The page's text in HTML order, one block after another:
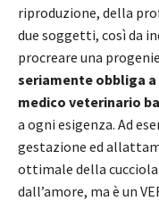
riproduzione, della
due soggetti, così da
procreare una
seriamente obbliga a
medico veterinario
a ogni esigenza. Ad
gestazione ed
ottimale della
dall’amore, ma è un